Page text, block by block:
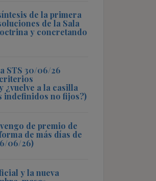
de la primera
de la Sala
y concretando
STS 30/06/26
¿vuelve a la casilla
indefinidos no fijos?)
de premio de
de más días de
06/26)
y la nueva